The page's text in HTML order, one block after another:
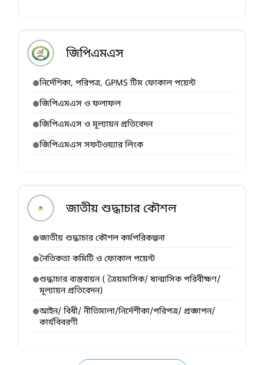
জিপিএমএস
নির্দেশিকা, পরিপত্র, GPMS টিম ফোকাল পয়েন্ট
জিপিএমএস ও ফলাফল
জিপিএমএস ও মূল্যায়ন প্রতিবেদন
জিপিএমএস সফটওয়্যার লিংক
জাতীয় শুদ্ধাচার কৌশল
জাতীয় শুদ্ধাচার কৌশল কর্মপরিকল্পনা
নৈতিকতা কমিটি ও ফোকাল পয়েন্ট
শুদ্ধাচার বাস্তবায়ন ( ত্রৈয়মাসিক/ ষান্মাসিক পরিবীক্ষণ/
মূল্যায়ন প্রতিবেদন)
আইন/ বিধী/ নীতিমালা/নির্দেশীকা/পরিপত্র/ প্রজ্ঞাপন/
কার্যবিবরণী